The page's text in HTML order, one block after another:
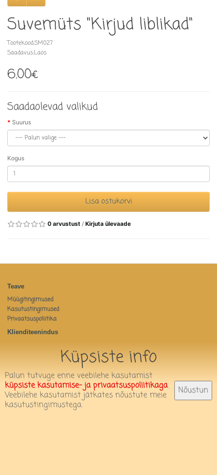
Küpsiste info
Palun tutvuge enne veebilehe kasutamist
küpsiste kasutamise- ja privaatsuspoliitikaga.
Veebilehe kasutamist jätkates nõustute meie
kasutustingimustega.
Nõustun
Suvemüts "Kirjud liblikad"
Tootekood:SM027
Saadavus:Laos
6.00€
Saadaolevad valikud
Suurus
Kogus
Lisa ostukorvi
0 arvustust / Kirjuta ülevaade
Teave
Müügitingimused
Kasutustingimused
Privaatsuspoliitika
Klienditeenindus
Minu konto
Tellimuste ajalugu
Infoleht